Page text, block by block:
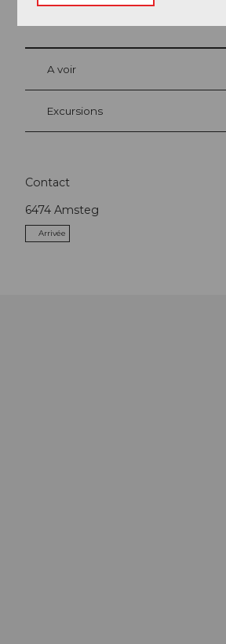
A proximité
A voir
Excursions
Contact
6474 Amsteg
Arrivée